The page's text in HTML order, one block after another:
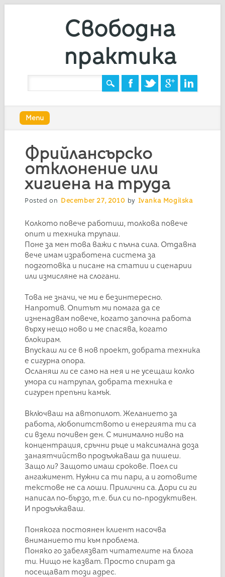
Свободна
практика
Main menu
content
Menu
Фрийлансърско
отклонение или
хигиена на труда
Posted on December 27, 2010 by Ivanka Mogilska
Колкото повече работиш, толкова повече
опит и техника трупаш.
Поне за мен това важи с пълна сила. Отдавна
вече имам изработена система за
подготовка и писане на статии и сценарии
или измисляне на слогани.
Това не значи, че ми е безинтересно.
Напротив. Опитът ми помага да се
изненадвам повече, когато започна работа
върху нещо ново и ме спасява, когато
блокирам.
Впускаш ли се в нов проект, добрата техника
е сигурна опора.
Осланяш ли се само на нея и не усещаш колко
умора си натрупал, добрата техника е
сигурен препъни камък.
Включваш на автопилот. Желанието за
работа, любопитството и енергията ти са
си взели почивен ден. С минимално ниво на
концентрация, сръчни ръце и максимална доза
занаятчийство продължаваш да пишеш.
Защо ли? Защото имаш срокове. Поел си
ангажимент. Нужни са ти пари, а и готовите
текстове не са лоши. Прилични са. Дори си ги
написал по-бързо, т.е. бил си по-продуктивен.
И продължаваш.
Понякога постоянен клиент насочва
вниманието ти към проблема.
Поняко го забелязват читателите на блога
ти. Нищо не казват. Просто спират да
посещават този адрес.